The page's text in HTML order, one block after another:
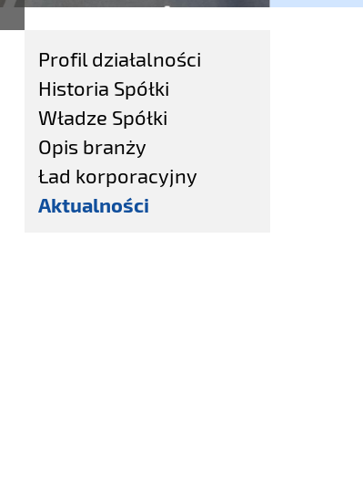
Profil działalności
Historia Spółki
Władze Spółki
Opis branży
Ład korporacyjny
Aktualności